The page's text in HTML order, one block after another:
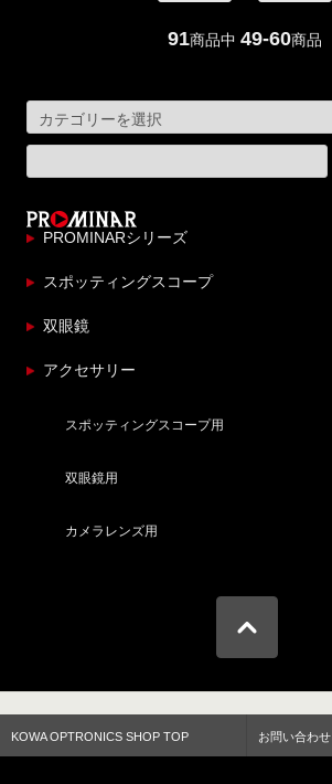
91商品中 49-60商品
PROMINARシリーズ
スポッティングスコープ
双眼鏡
アクセサリー
スポッティングスコープ用
双眼鏡用
カメラレンズ用
KOWA OPTRONICS SHOP TOP お問い合わせ